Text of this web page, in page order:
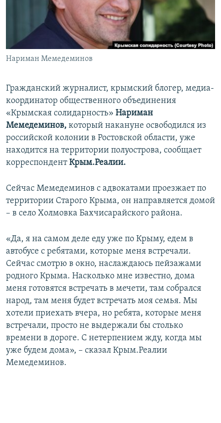
ПОБЕДИТЕЛЕЙ НЕ СУДЯТ?
КРЫМ.НЕПОКОРЕННЫЙ
УКРАИНСКАЯ ПРОБЛЕМА КРЫМА
ПРИСОЕДИНЯЙТЕСЬ!
Нариман Мемедеминов
Гражданский журналист, крымский блогер, медиа-
координатор общественного объединения
«Крымская солидарность» Нариман
Мемедеминов, который накануне освободился из
российской колонии в Ростовской области, уже
находится на территории полуострова, сообщает
корреспондентКрым.Реалии.
Сейчас Мемедеминов с адвокатами проезжает по
территории Старого Крыма, он направляется домой
– в село Холмовка Бахчисарайского района.
«Да, я на самом деле еду уже по Крыму, едем в
автобусе с ребятами, которые меня встречали.
Сейчас смотрю в окно, наслаждаюсь пейзажами
родного Крыма. Насколько мне известно, дома
меня готовятся встречать в мечети, там собрался
народ, там меня будет встречать моя семья. Мы
хотели приехать вчера, но ребята, которые меня
встречали, просто не выдержали бы столько
времени в дороге. С нетерпением жду, когда мы
уже будем дома», – сказал Крым.Реалии
Мемедеминов.